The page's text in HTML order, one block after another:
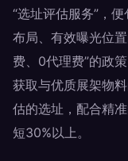
“选址评估服务”，
布局、有效曝光位
费、0代理费”的政
获取与优质展架物
估的选址，配合精
短30%以上。